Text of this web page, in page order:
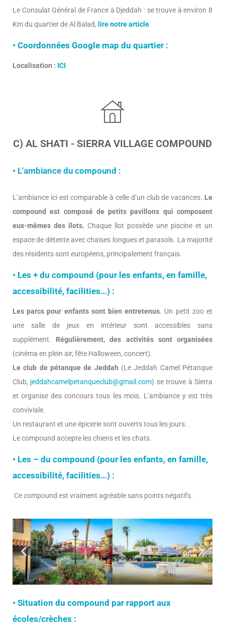
Le Consulat Général de France à Djeddah : se trouve à environ 8
Km du quartier de Al Balad, lire notre article.
• Coordonnées Google map du quartier :
Localisation : ICI
C) AL SHATI - SIERRA VILLAGE COMPOUND
• L'ambiance du compound :
L’ambiance ici est comparable à celle d’un club de vacances. Le
compound est composé de petits pavillons qui composent
eux-mêmes des îlots. Chaque îlot possède une piscine et un
espace de détente avec chaises longues et parasols. La majorité
des résidents sont européens, principalement français.
• Les + du compound (pour les enfants, en famille,
accessibilité, facilities…) :
Les parcs pour enfants sont bien entretenus. Un petit zoo et
une salle de jeux en intérieur sont accessibles sans
supplément. Régulièrement, des activités sont organisées
(cinéma en plein air, fête Halloween, concert).
Le club de pétanque de Jeddah (Le Jeddah Camel Pétanque
Club, jeddahcamelpetanqueclub@gmail.com) se trouve à Sierra
et organise des concours tous les mois. L’ambiance y est très
conviviale.
Un restaurant et une épicerie sont ouverts tous les jours.
Le compound accepte les chiens et les chats.
• Les – du compound (pour les enfants, en famille,
accessibilité, facilities…) :
Ce compound est vraiment agréable sans points négatifs.
• Situation du compound par rapport aux
écoles/crèches :